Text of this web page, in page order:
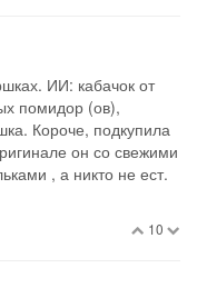
ИИ: кабачок от
помидор (ов),
Короче, подкупила
он со свежими
, а никто не ест.
10